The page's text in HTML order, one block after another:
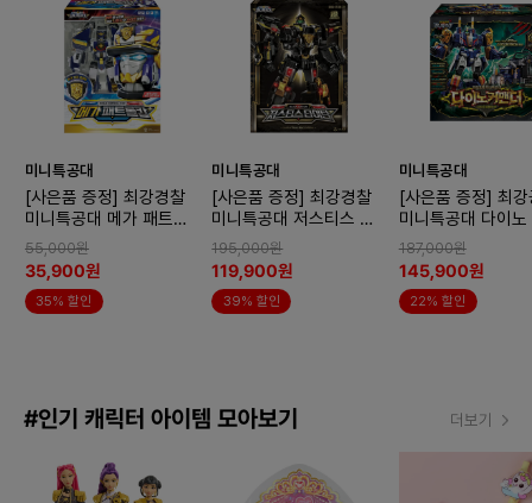
미니특공대
[사은품 증정] 최강경찰
미니특공대 메가 패트롤
캅
55,000원
35,900원
35% 할인
미니특공대
[사은품 증정] 최강경찰
미니특공대 저스티스 타
이탄 블랙 에디션
195,000원
119,900원
39% 할인
미니특공대
[사은품 증정] 최강
미니특공대 다이노
더 변신로봇
187,000원
145,900원
22% 할인
#인기 캐릭터 아이템 모아보기 더보기